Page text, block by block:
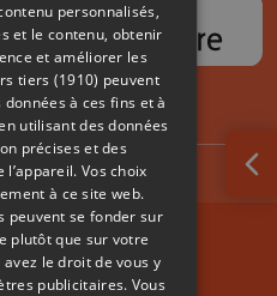
personnalisés,
et le contenu, obtenir
et améliorer les
tiers (1910) peuvent
à ces fins et à
utilisant des données
précises et des
Vos choix
à ce site web.
peuvent se fonder sur
plutôt que sur votre
le droit de vous y
publicitaires. Vous